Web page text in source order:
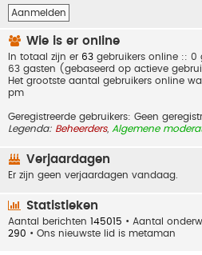
Wie is er online
In totaal zijn er 63 gebruikers online :: 0
63 gasten (gebaseerd op actieve
Het grootste aantal gebruikers online
pm
Geregistreerde gebruikers: Geen
Legenda: Beheerders, Algemene
Verjaardagen
Er zijn geen verjaardagen vandaag.
Statistieken
Aantal berichten 145015 • Aantal
290 • Ons nieuwste lid is metaman